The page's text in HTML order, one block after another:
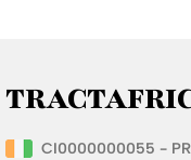
CI0000000055 -